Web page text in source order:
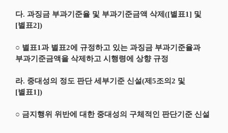
다. 과징금 부과기준율 및 부과기준금액 삭제([별표1] 및
[별표2])
○ 별표1과 별표2에 규정하고 있는 과징금 부과기준율과
부과기준금액을 삭제하고 시행령에 상향 규정
라. 중대성의 정도 판단 세부기준 신설(제5조의2 및
[별표1])
○ 금지행위 위반에 대한 중대성의 구체적인 판단기준 신설